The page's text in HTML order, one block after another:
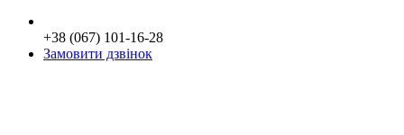
+38 (067) 101-16-28
Замовити дзвінок